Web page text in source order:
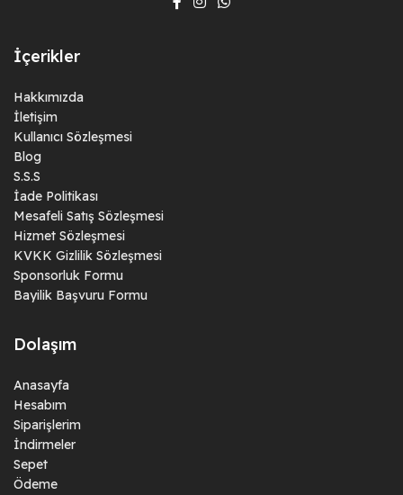
İçerikler
Hakkımızda
İletişim
Kullanıcı Sözleşmesi
Blog
S.S.S
İade Politikası
Mesafeli Satış Sözleşmesi
Hizmet Sözleşmesi
KVKK Gizlilik Sözleşmesi
Sponsorluk Formu
Bayilik Başvuru Formu
Dolaşım
Anasayfa
Hesabım
Siparişlerim
İndirmeler
Sepet
Ödeme